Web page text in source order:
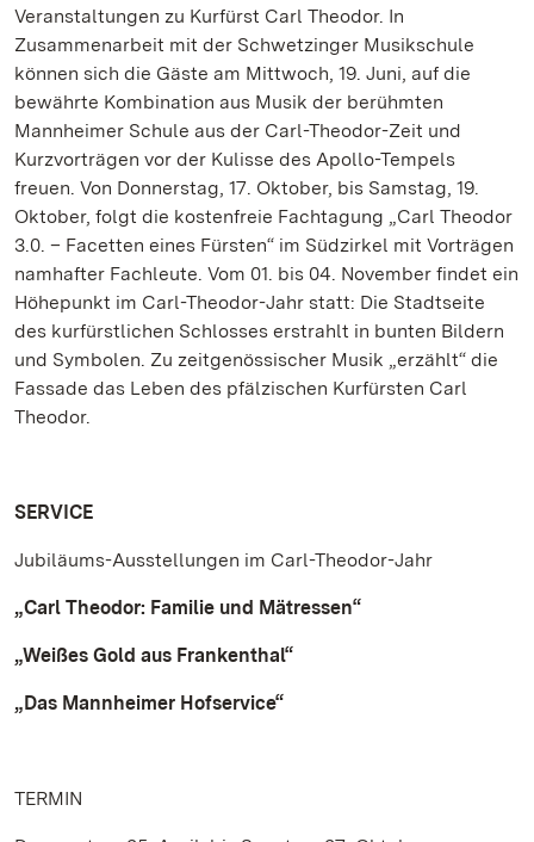
Veranstaltungen zu Kurfürst Carl Theodor. In
Zusammenarbeit mit der Schwetzinger Musikschule
können sich die Gäste am Mittwoch, 19. Juni, auf die
bewährte Kombination aus Musik der berühmten
Mannheimer Schule aus der Carl-Theodor-Zeit und
Kurzvorträgen vor der Kulisse des Apollo-Tempels
freuen. Von Donnerstag, 17. Oktober, bis Samstag, 19.
Oktober, folgt die kostenfreie Fachtagung „Carl Theodor
3.0. – Facetten eines Fürsten“ im Südzirkel mit Vorträgen
namhafter Fachleute. Vom 01. bis 04. November findet ein
Höhepunkt im Carl-Theodor-Jahr statt: Die Stadtseite
des kurfürstlichen Schlosses erstrahlt in bunten Bildern
und Symbolen. Zu zeitgenössischer Musik „erzählt“ die
Fassade das Leben des pfälzischen Kurfürsten Carl
Theodor.
SERVICE
Jubiläums-Ausstellungen im Carl-Theodor-Jahr
„Carl Theodor: Familie und Mätressen“
„Weißes Gold aus Frankenthal“
„Das Mannheimer Hofservice“
TERMIN